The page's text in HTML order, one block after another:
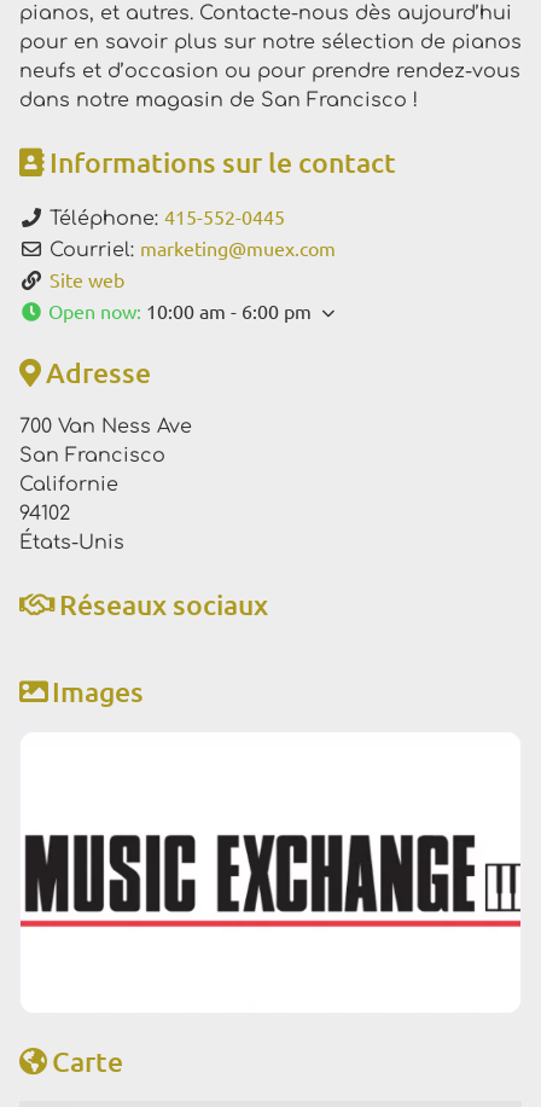
pianos, et autres. Contacte-nous dès aujourd’hui
pour en savoir plus sur notre sélection de pianos
neufs et d’occasion ou pour prendre rendez-vous
dans notre magasin de San Francisco !
Informations sur le contact
Téléphone: 415-552-0445
Courriel: marketing@muex.com
Site web
Open now: 10:00 am - 6:00 pm
Adresse
700 Van Ness Ave
San Francisco
Californie
94102
États-Unis
Réseaux sociaux
Images
Carte